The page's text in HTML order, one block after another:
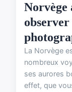
Norvège
observer
La Norvège
nombreux
ses aurores
effet, que